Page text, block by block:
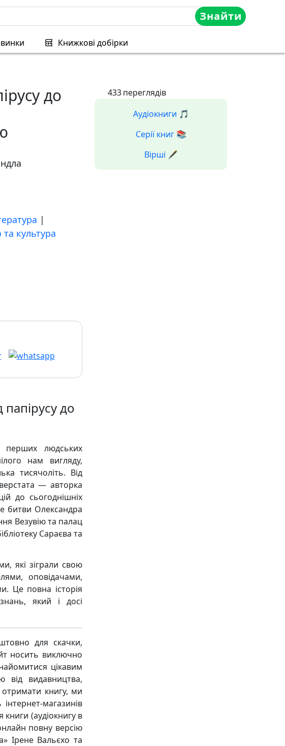
Знайти
Книжкові добірки
до
|
культура
до
людських
нам вигляду,
тисячоліть. Від
— авторка
до сьогоднішніх
битви Олександра
Везувію та палац
Сараєва та
які зіграли свою
оповідачами,
Це повна історія
який і досі
для скачки,
носить виключно
цікавим
від видавництва,
книгу, ми
магазинів
(аудіокнигу в
повну версію
Ірене Вальєхо та
433переглядів
Аудіокниги 🎵
Серії книг 📚
Вірші 🖋️